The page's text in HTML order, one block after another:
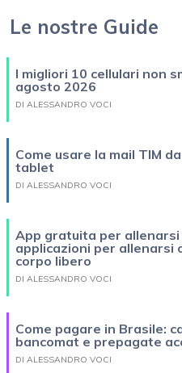
Le nostre Guide
I migliori 10 cellulari non
agosto 2026
DI ALESSANDRO VOCI
Come usare la mail TIM
tablet
DI ALESSANDRO VOCI
App gratuita per allenarsi
applicazioni per allenarsi
corpo libero
DI ALESSANDRO VOCI
Come pagare in Brasile:
bancomat e prepagate
DI ALESSANDRO VOCI